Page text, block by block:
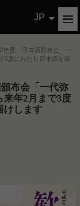
JP
年度 日本酒頒布会「一
度にわたり日本酒を蔵
布会「一代弥
年2月まで3度
けします